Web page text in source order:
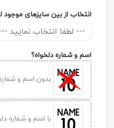
انتخاب از بین سایزهای موجود
--- لطفا انتخاب نمایید
اسم و شماره دلخواه؟
بدون اسم و
با اسم و شماره دلخواه